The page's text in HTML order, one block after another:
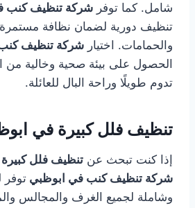
شامل. كما توفر شركة تنظيف كنب
تنظيف دورية لضمان نظافة
والحمامات. اختيار شركة تنظيف
الحصول على بيئة صحية وخالية من
تدوم طويلًا وراحة البال للعائلة.
تنظيف فلل كبيرة في
إذا كنت تبحث عن تنظيف فلل
شركة تنظيف كنب في ابوظبي توفر
وشاملة لجميع الغرف والمجالس